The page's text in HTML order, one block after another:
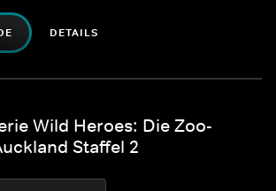
DETAILS
Wild Heroes: Die Zoo-
Staffel 2